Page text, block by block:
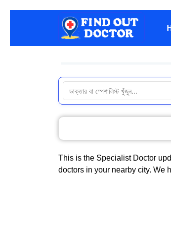
This is the Specialist Doctor
doctors in your nearby city. We